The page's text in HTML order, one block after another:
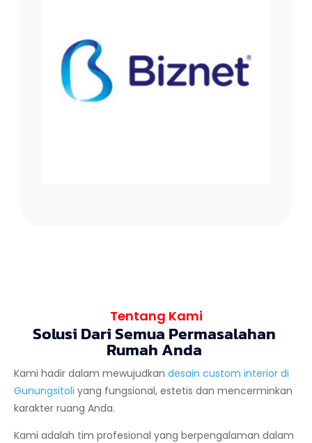
Tentang Kami
Solusi Dari Semua Permasalahan
Rumah Anda
Kami hadir dalam mewujudkan desain custom interior di
Gunungsitoli yang fungsional, estetis dan mencerminkan
karakter ruang Anda.
Kami adalah tim profesional yang berpengalaman dalam